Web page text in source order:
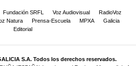
Fundación SRFL Voz Audiovisual
RadioVoz
Natura Prensa-Escuela MPXA
Galicia
Editorial
S.A. Todos los derechos reservados.